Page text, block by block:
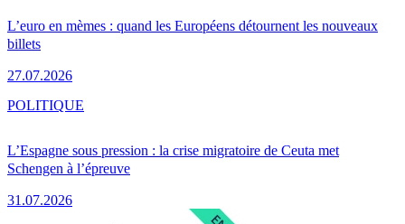
L’euro en mèmes : quand les Européens détournent les nouveaux
billets
27.07.2026
L’Espagne sous pression : la crise migratoire de Ceuta met
Schengen à l’épreuve
31.07.2026
POLITIQUE